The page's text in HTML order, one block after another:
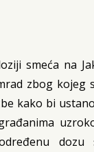
smeća na
zbog kojeg
kako bi
dozu